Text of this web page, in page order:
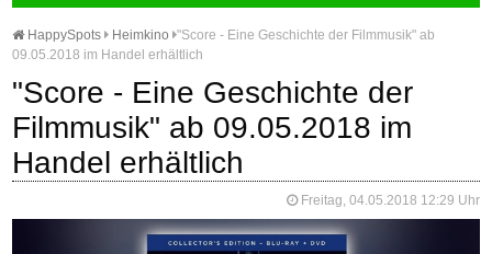
HappySpots Heimkino "Score - Eine Geschichte der Filmmusik" ab
09.05.2018 im Handel erhältlich
"Score - Eine Geschichte der
Filmmusik" ab 09.05.2018 im
Handel erhältlich
Freitag, 04.05.2018 12:29 Uhr